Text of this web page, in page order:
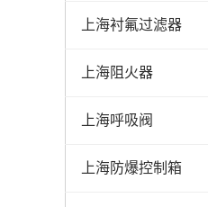
上海衬氟过滤器
上海阻火器
上海呼吸阀
上海防爆控制箱